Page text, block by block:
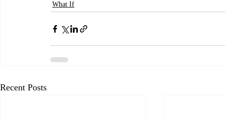
What If
Recent Posts